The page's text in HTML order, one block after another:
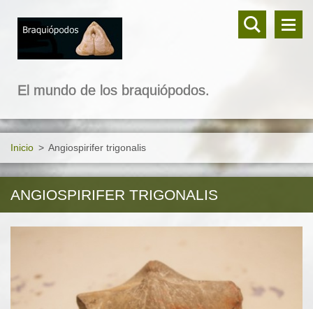
El mundo de los braquiópodos.
Inicio > Angiospirifer trigonalis
ANGIOSPIRIFER TRIGONALIS